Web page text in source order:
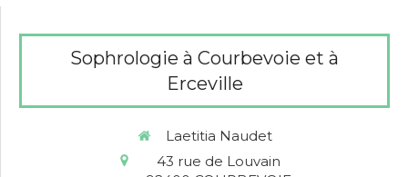
Sophrologie à Courbevoie et à
Erceville
Laetitia Naudet
43 rue de Louvain